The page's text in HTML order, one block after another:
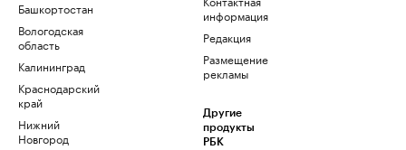
Башкортостан
Вологодская
область
Калининград
Краснодарский
край
Нижний
Новгород
информация
Редакция
Размещение
рекламы
Другие
продукты
РБК